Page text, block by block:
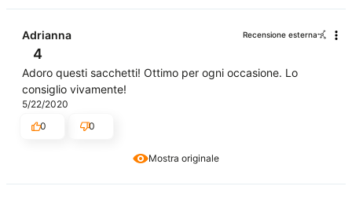
Mostra originale
Adrianna Recensione esterna
4
Adoro questi sacchetti! Ottimo per ogni occasione. Lo
consiglio vivamente!
5/22/2020
0
0